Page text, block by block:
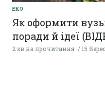
ЕКО
Як оформити
поради й ідеї
2 хв на прочитання 15